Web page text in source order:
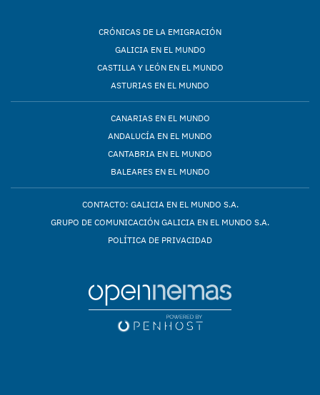
CRÓNICAS DE LA EMIGRACIÓN
GALICIA EN EL MUNDO
CASTILLA Y LEÓN EN EL MUNDO
ASTURIAS EN EL MUNDO
CANARIAS EN EL MUNDO
ANDALUCÍA EN EL MUNDO
CANTABRIA EN EL MUNDO
BALEARES EN EL MUNDO
CONTACTO: GALICIA EN EL MUNDO S.A.
GRUPO DE COMUNICACIÓN GALICIA EN EL MUNDO S.A.
POLÍTICA DE PRIVACIDAD